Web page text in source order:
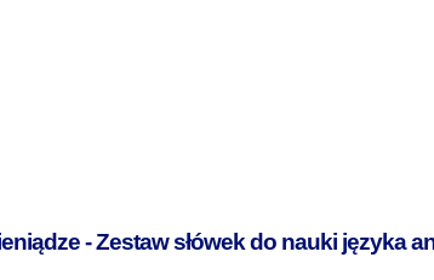
- Zestaw słówek do nauki języka